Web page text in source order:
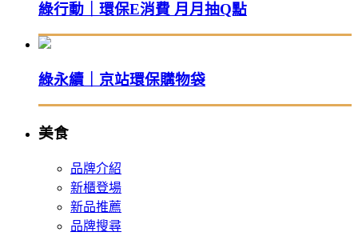
綠行動｜環保E消費 月月抽Q點
綠永續｜京站環保購物袋
美食
品牌介紹
新櫃登場
新品推薦
品牌搜尋